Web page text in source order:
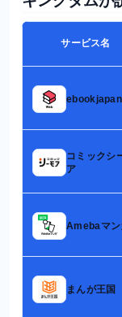
サービス名
ebookjapan
コミックシ
ア
Amebaマン
まんが王国